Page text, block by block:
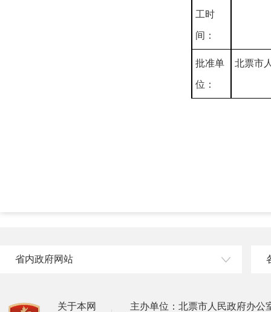
工时
间：
批准单
位：
北票市
省内政府网站
关于本网
主办单位：北票市人民政府办公